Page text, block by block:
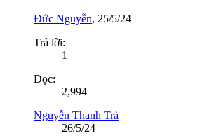
Đức Nguyễn, 25/5/24
Trả lời:
1
Đọc:
2,994
Nguyễn Thanh Trà
26/5/24